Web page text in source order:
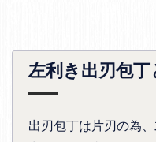
左利き出刃包丁
出刃包丁は片刃の為